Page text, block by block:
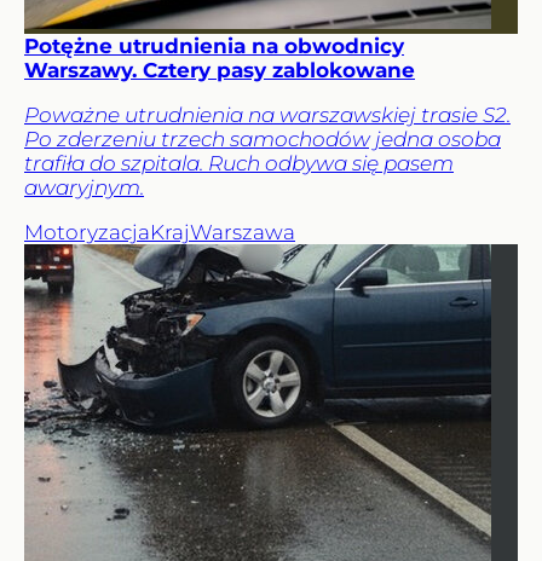
Potężne utrudnienia na obwodnicy
Warszawy. Cztery pasy zablokowane
Poważne utrudnienia na warszawskiej trasie S2.
Po zderzeniu trzech samochodów jedna osoba
trafiła do szpitala. Ruch odbywa się pasem
awaryjnym.
MotoryzacjaKrajWarszawa